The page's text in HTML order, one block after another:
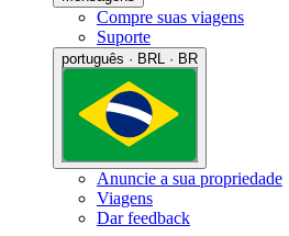
Compre suas viagens
Suporte
português · BRL · BR
Anuncie a sua propriedade
Viagens
Dar feedback